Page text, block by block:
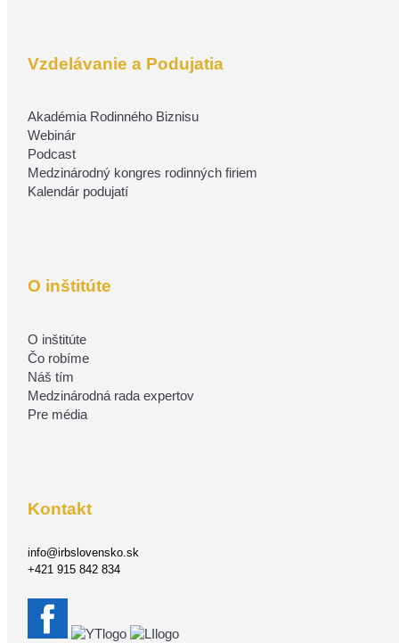
Vzdelávanie a Podujatia
Akadémia Rodinného Biznisu
Webinár
Podcast
Medzinárodný kongres rodinných firiem
Kalendár podujatí
O inštitúte
O inštitúte
Čo robíme
Náš tím
Medzinárodná rada expertov
Pre média
Kontakt
info@irbslovensko.sk
+421 915 842 834